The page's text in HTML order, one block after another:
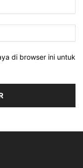
di browser ini untuk